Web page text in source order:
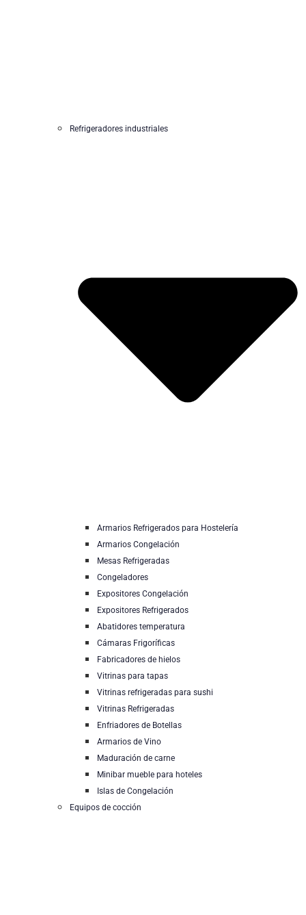
Refrigeradores industriales
Armarios Refrigerados para Hostelería
Armarios Congelación
Mesas Refrigeradas
Congeladores
Expositores Congelación
Expositores Refrigerados
Abatidores temperatura
Cámaras Frigoríficas
Fabricadores de hielos
Vitrinas para tapas
Vitrinas refrigeradas para sushi
Vitrinas Refrigeradas
Enfriadores de Botellas
Armarios de Vino
Maduración de carne
Minibar mueble para hoteles
Islas de Congelación
Equipos de cocción